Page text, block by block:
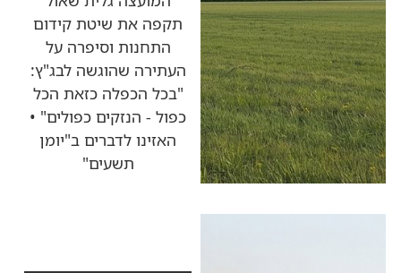
תקפה את שיטת קידום
התחנות וסיפרה על
העתירה שהוגשה לבג"ץ:
"בכל הכפלה כזאת הכל
כפול - הנזקים כפולים" •
האזינו לדברים ב"יומן
תשעים"